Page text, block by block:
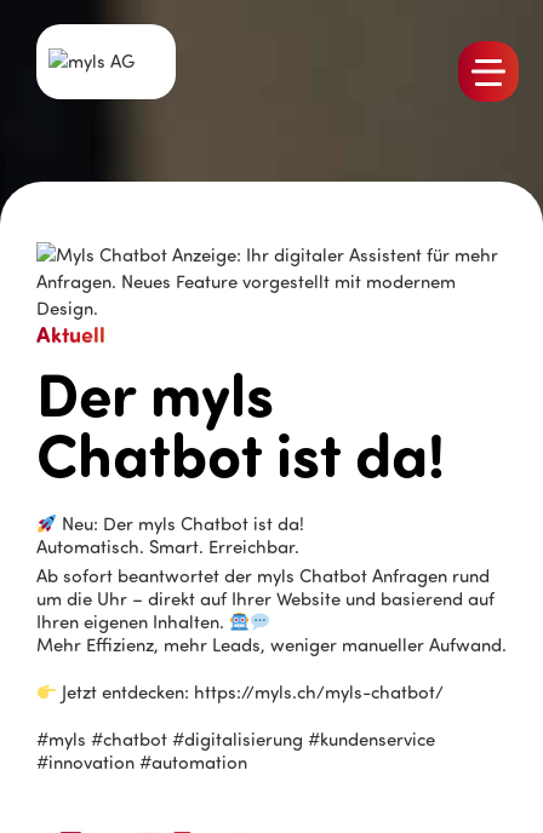
Produkte
Aktuelles
Referenzen
Aktuell
Der myls
Chatbot ist da!
Neu: Der myls Chatbot ist da!
Automatisch. Smart. Erreichbar.
Ab sofort beantwortet der myls Chatbot Anfragen rund
um die Uhr – direkt auf Ihrer Website und basierend auf
Ihren eigenen Inhalten.
Mehr Effizienz, mehr Leads, weniger manueller Aufwand.
Jetzt entdecken: https://myls.ch/myls-chatbot/
#myls #chatbot #digitalisierung #kundenservice
#innovation #automation